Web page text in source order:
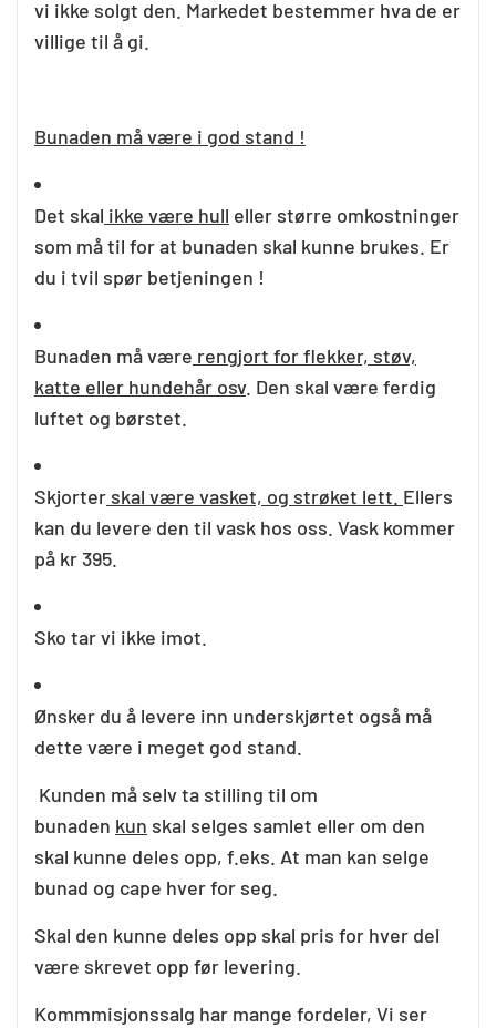
vi ikke solgt den. Markedet bestemmer hva de er
villige til å gi.
Bunaden må være i god stand !
Det skal ikke være hull eller større omkostninger
som må til for at bunaden skal kunne brukes. Er
du i tvil spør betjeningen !
Bunaden må være rengjort for flekker, støv,
katte eller hundehår osv. Den skal være ferdig
luftet og børstet.
Skjorter skal være vasket, og strøket lett. Ellers
kan du levere den til vask hos oss. Vask kommer
på kr 395.
Sko tar vi ikke imot.
Ønsker du å levere inn underskjørtet også må
dette være i meget god stand.
Kunden må selv ta stilling til om
bunaden kun skal selges samlet eller om den
skal kunne deles opp, f.eks. At man kan selge
bunad og cape hver for seg.
Skal den kunne deles opp skal pris for hver del
være skrevet opp før levering.
Kommmisjonssalg har mange fordeler, Vi ser